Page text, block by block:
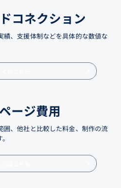
コネクション
績、支援体制などを具体的な数値な
ージ費用
囲、他社と比較した料金、制作の流